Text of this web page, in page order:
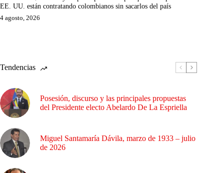
EE. UU. están contratando colombianos sin sacarlos del país
4 agosto, 2026
Tendencias
Posesión, discurso y las principales propuestas
del Presidente electo Abelardo De La Espriella
Miguel Santamaría Dávila, marzo de 1933 – julio
de 2026